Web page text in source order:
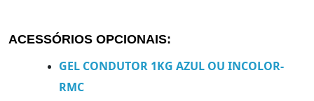
ACESSÓRIOS OPCIONAIS:
GEL CONDUTOR 1KG AZUL OU INCOLOR-
RMC